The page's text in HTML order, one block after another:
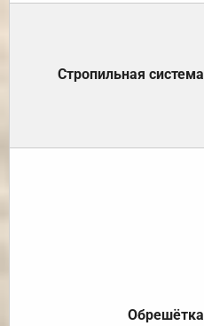
Стропильная система
Обрешётка